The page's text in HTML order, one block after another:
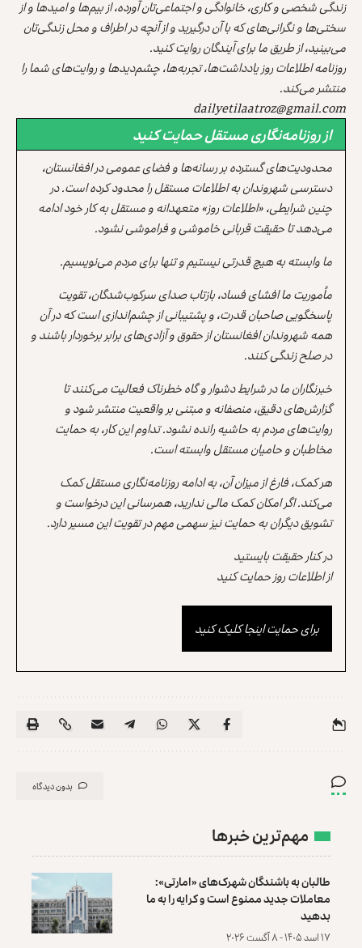
زندگی شخصی و کاری، خانوادگی و اجتماعی‌تان آورده، از بیم‌ها و امیدها و از
سختی‌ها و نگرانی‌های که با آن درگیرید و از آنچه در اطراف و محل زندگی‌تان
می‌بینید، از طریق ما برای آیندگان روایت کنید.
روزنامه اطلاعات روز یادداشت‌ها، تجربه‌ها، چشم‌دیدها و روایت‌های شما را
منتشر می‌کند.
dailyetilaatroz@gmail.com
از روزنامه‌نگاری مستقل حمایت کنید
محدودیت‌های گسترده بر رسانه‌ها و فضای عمومی در افغانستان،
دسترسی شهروندان به اطلاعات مستقل را محدود کرده است. در
چنین شرایطی، «اطلاعات روز» متعهدانه و مستقل به کار خود ادامه
می‌دهد تا حقیقت قربانی خاموشی و فراموشی نشود.
ما وابسته به هیچ قدرتی نیستیم و تنها برای مردم می‌نویسیم.
مأموریت ما افشای فساد، بازتاب صدای سرکوب‌شدگان، تقویت
پاسخگویی صاحبان قدرت، و پشتیبانی از چشم‌اندازی است که در آن
همه شهروندان افغانستان از حقوق و آزادی‌های برابر برخوردار باشند و
در صلح زندگی کنند.
خبرنگاران ما در شرایط دشوار و گاه خطرناک فعالیت می‌کنند تا
گزارش‌های دقیق، منصفانه و مبتنی بر واقعیت منتشر شود و
روایت‌های مردم به حاشیه رانده نشود. تداوم این کار، به حمایت
مخاطبان و حامیان مستقل وابسته است.
هر کمک، فارغ از میزان آن، به ادامه روزنامه‌نگاری مستقل کمک
می‌کند. اگر امکان کمک مالی ندارید، همرسانی این درخواست و
تشویق دیگران به حمایت نیز سهمی مهم در تقویت این مسیر دارد.
در کنار حقیقت بایستید
از اطلاعات روز حمایت کنید
برای حمایت اینجا کلیک کنید
بدون دیدگاه
مهم‌ترین خبرها
طالبان به باشندگان شهرک‌های «امارتی»:
معاملات جدید ممنوع است و کرایه را به ما
بدهید
۱۷ اسد ۱۴۰۵ - ۸ آگست ۲۰۲۶